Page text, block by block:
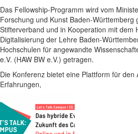
Das Fellowship-Programm wird vom
Forschung und Kunst Baden-Württemberg
Stifterverband und in Kooperation mit dem
Digitalisierung der Lehre Baden-
Hochschulen für angewandte
e.V. (HAW BW e.V.) getragen.
Die Konferenz bietet eine Plattform für den
Erfahrungen,